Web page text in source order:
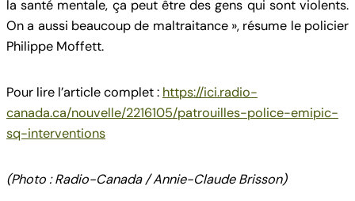
la santé mentale, ça peut être des gens qui sont violents.
On a aussi beaucoup de maltraitance », résume le policier
Philippe Moffett.
Pour lire l’article complet : https://ici.radio-
canada.ca/nouvelle/2216105/patrouilles-police-emipic-
sq-interventions
(Photo : Radio-Canada / Annie-Claude Brisson)